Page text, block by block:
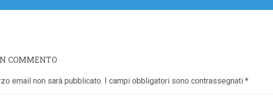
COMMENTO
email non sarà pubblicato. I campi obbligatori sono contrassegnati *